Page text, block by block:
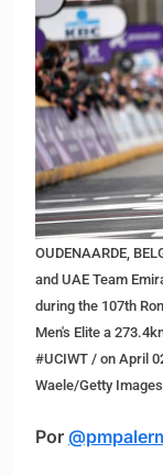
OUDENAARDE,
and UAE Team
during the 107th
Men's Elite a
#UCIWT / on April
Waele/Getty
Por